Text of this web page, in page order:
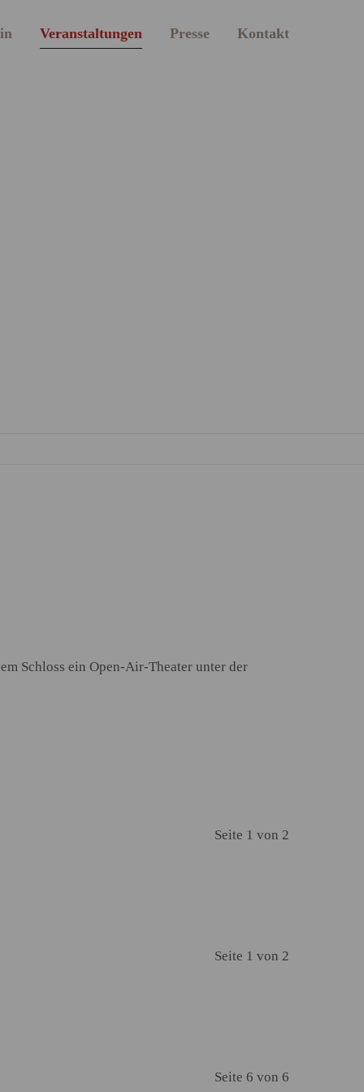
Veranstaltungen Presse Kontakt
Schloss ein Open-Air-Theater unter der
Seite 1 von 2
Seite 1 von 2
Seite 6 von 6